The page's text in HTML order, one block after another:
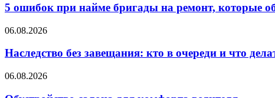
5 ошибок при найме бригады на ремонт, которые
06.08.2026
Наследство без завещания: кто в очереди и что
06.08.2026